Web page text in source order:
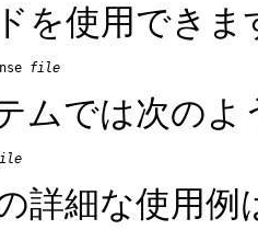
を使用できま
file
ムでは次のよ
詳細な使用